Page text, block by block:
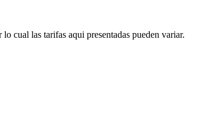
cual las tarifas aqui presentadas pueden variar.